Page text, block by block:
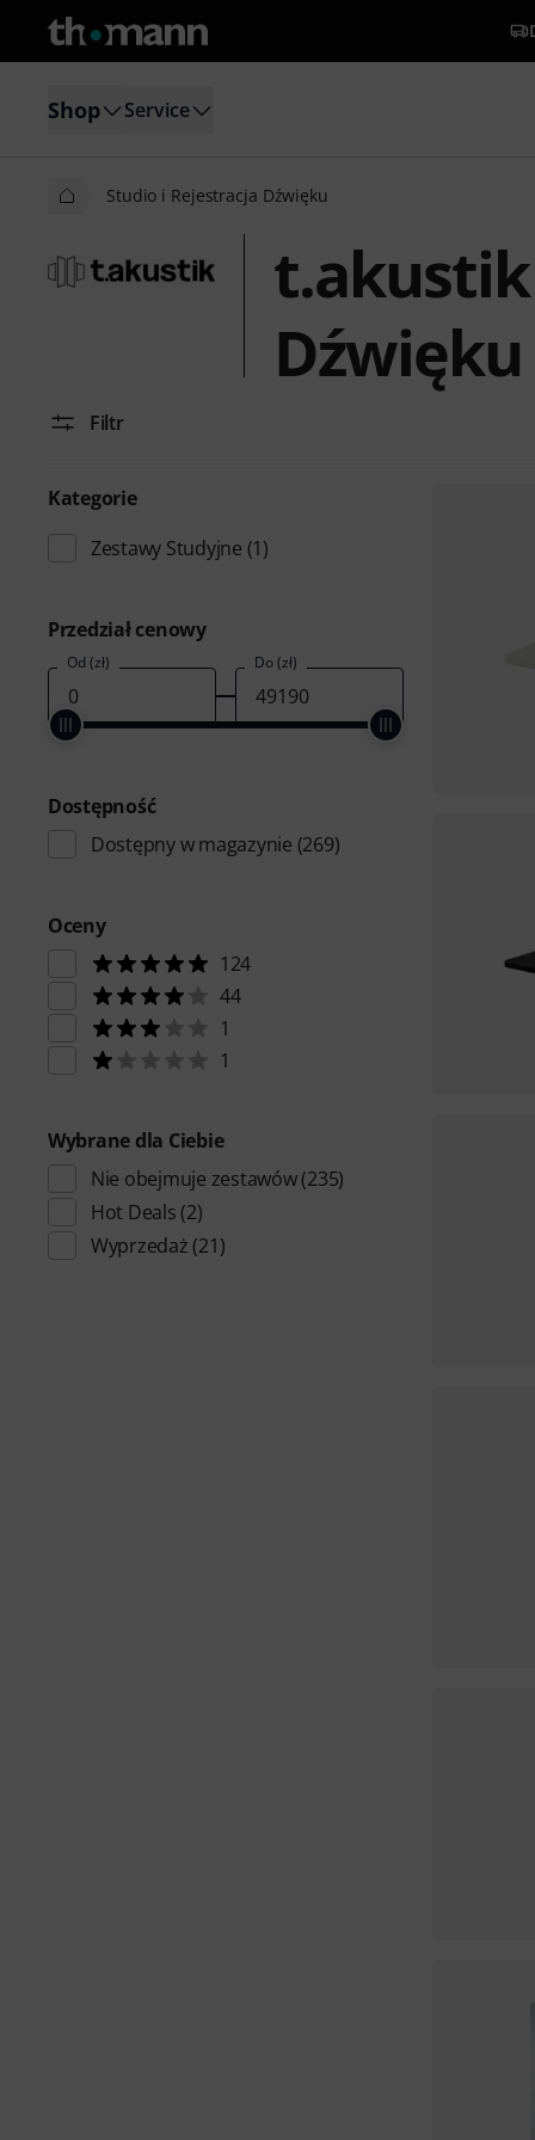
Shop Service
Studio i Rejestracja Dźwięku
t.akustik
Dźwięku
Filtr
Kategorie
Zestawy Studyjne (1)
Przedział cenowy
Od (zł) Do (zł)
Dostępność
Dostępny w magazynie (269)
Oceny
124
44
1
1
Wybrane dla Ciebie
Nie obejmuje zestawów(235)
Hot Deals (2)
Wyprzedaż (21)